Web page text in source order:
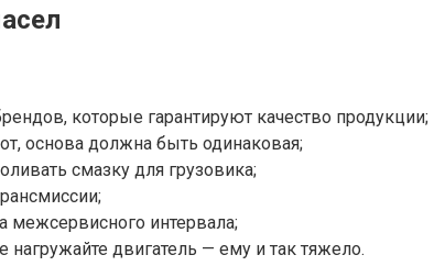
которые гарантируют качество продукции;
основа должна быть одинаковая;
смазку для грузовика;
межсервисного интервала;
нагружайте двигатель — ему и так тяжело.